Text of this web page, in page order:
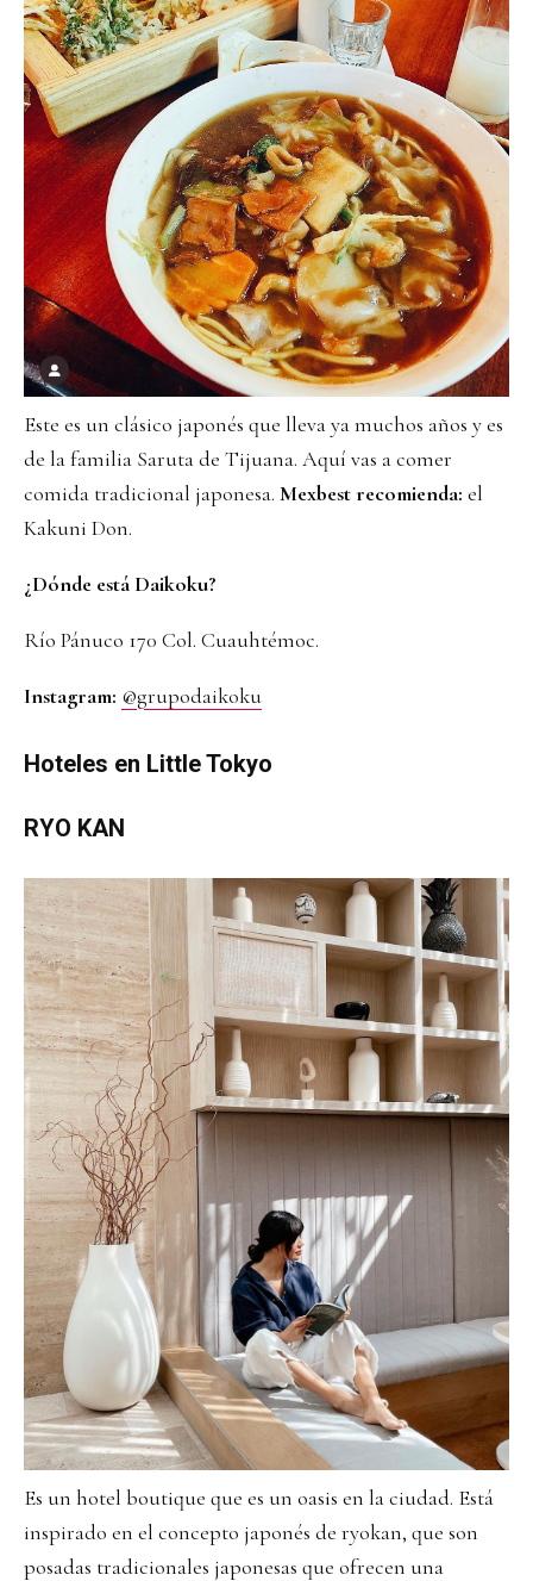
Este es un clásico japonés que lleva ya muchos años y es
de la familia Saruta de Tijuana. Aquí vas a comer
comida tradicional japonesa. Mexbest recomienda: el
Kakuni Don.
¿Dónde está Daikoku?
Río Pánuco 170 Col. Cuauhtémoc.
Instagram: @grupodaikoku
Hoteles en Little Tokyo
RYO KAN
Es un hotel boutique que es un oasis en la ciudad. Está
inspirado en el concepto japonés de ryokan, que son
posadas tradicionales japonesas que ofrecen una